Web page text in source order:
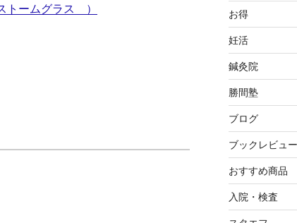
トームグラス ） お得
妊活
鍼灸院
勝間塾
ブログ
ブックレビュー
おすすめ商品
入院・検査